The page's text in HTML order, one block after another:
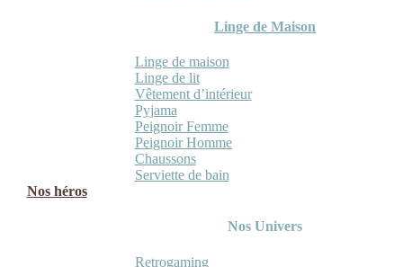
Linge de Maison
Linge de maison
Linge de lit
Vêtement d’intérieur
Pyjama
Peignoir Femme
Peignoir Homme
Chaussons
Serviette de bain
Nos héros
Nos Univers
Retrogaming